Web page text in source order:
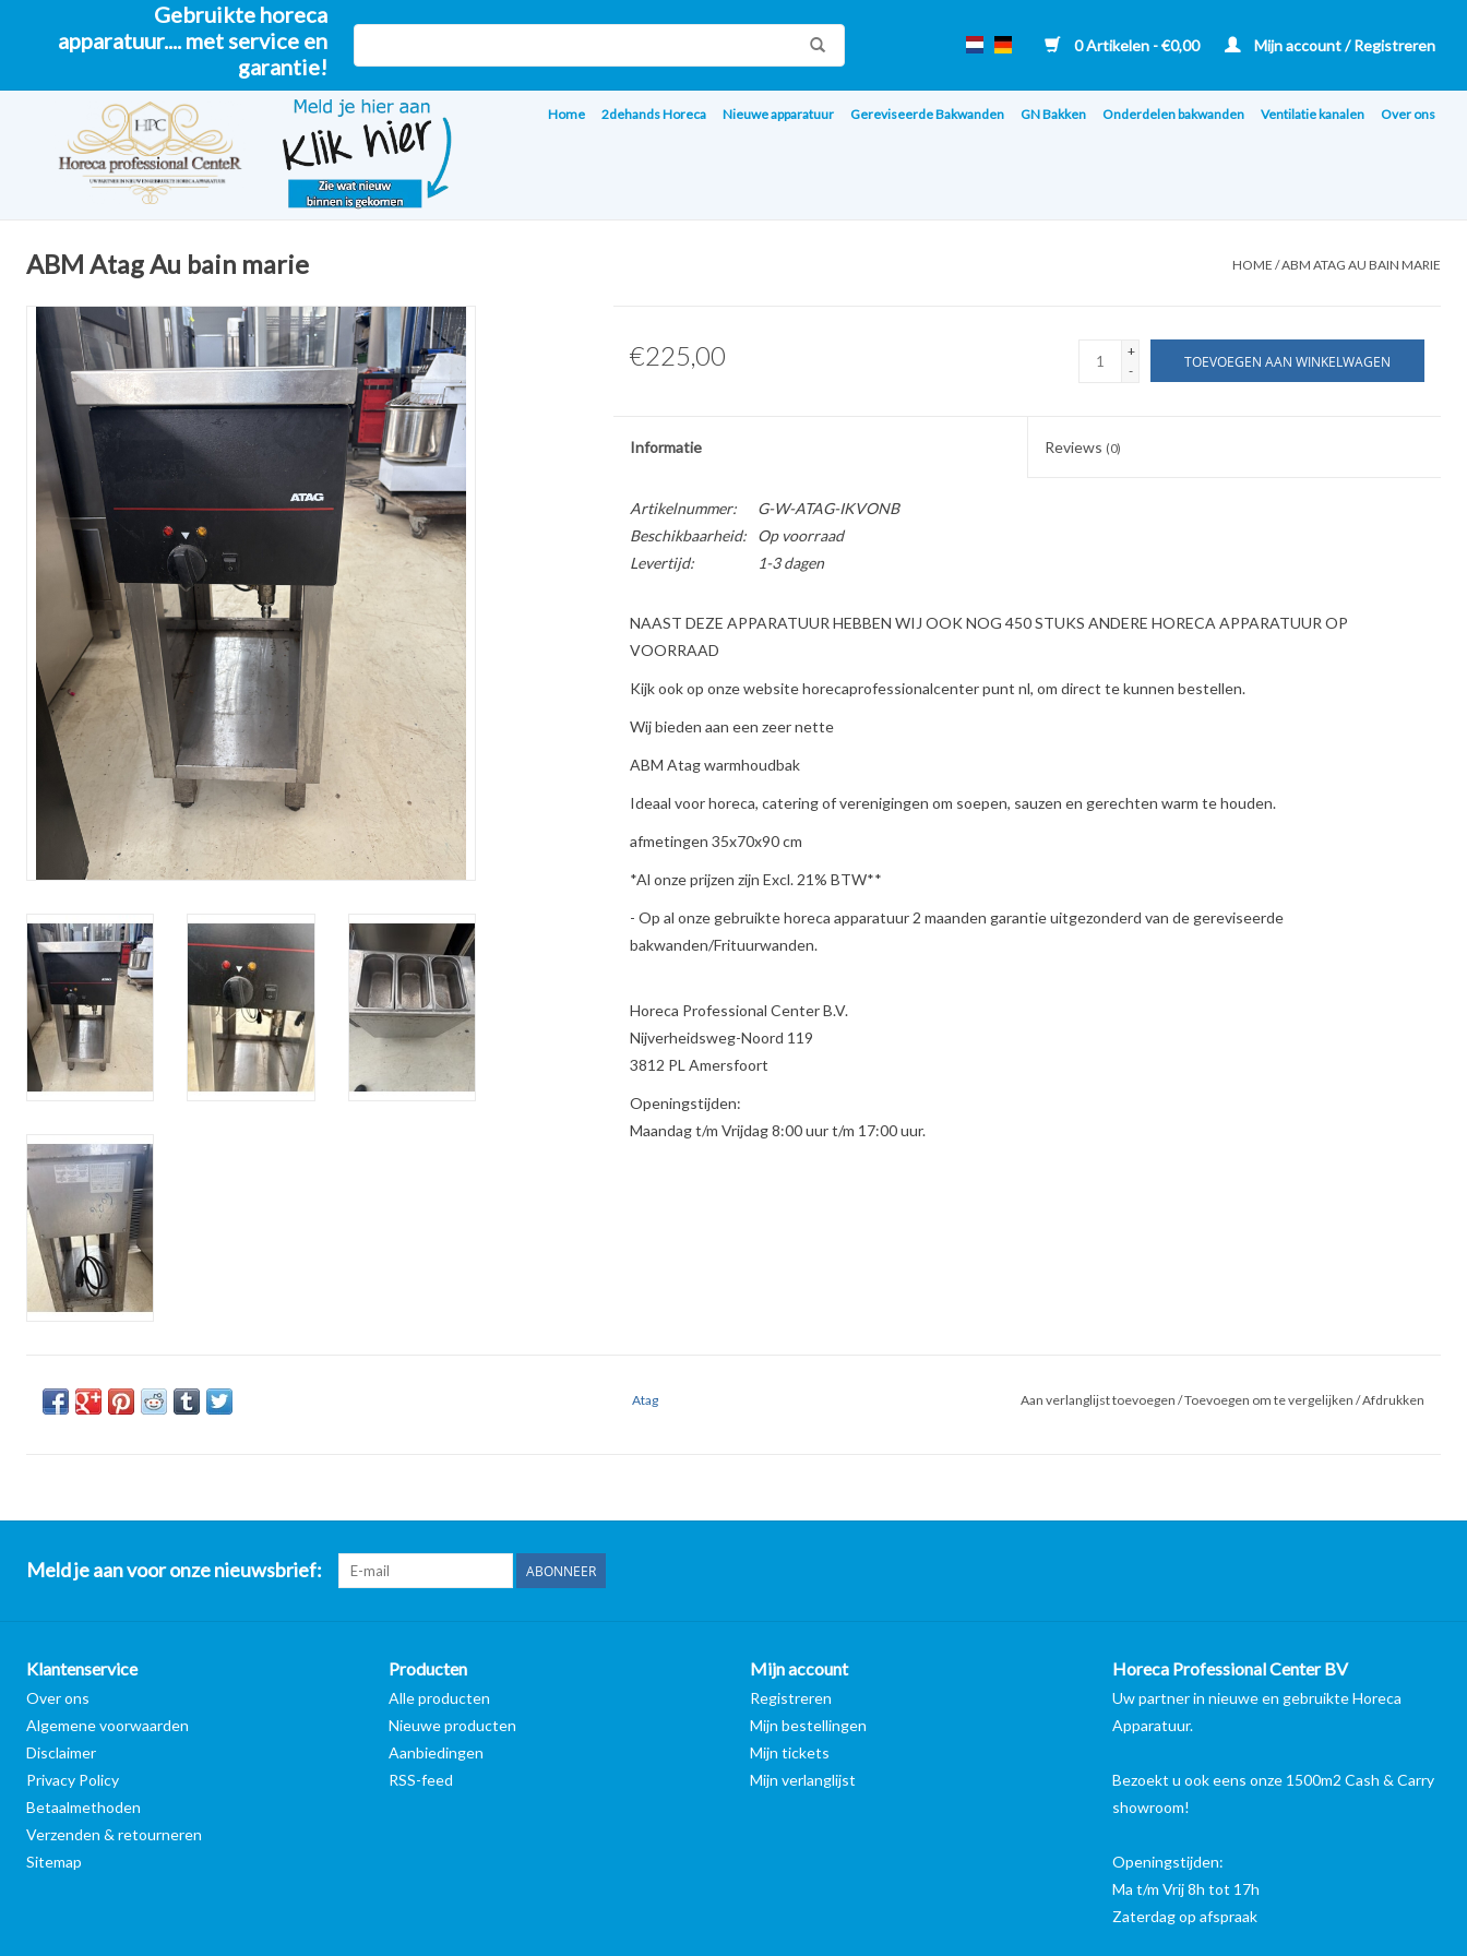
Gebruikte horeca
apparatuur.... met service en
garantie!
0 Artikelen - €0,00 Mijn account / Registreren
Home 2dehands Horeca Nieuwe apparatuur Gereviseerde Bakwanden GN Bakken Onderdelen bakwanden Ventilatie kanalen Over ons
ABM Atag Au bain marie HOME /ABM ATAG AU BAIN MARIE
€225,00
+
-
TOEVOEGEN AAN WINKELWAGEN
Informatie Reviews (0)
Artikelnummer:
G-W-ATAG-IKVONB
Beschikbaarheid:
Op voorraad
Levertijd:
1-3 dagen
NAAST DEZE APPARATUUR HEBBEN WIJ OOK NOG 450 STUKS ANDERE HORECA APPARATUUR OP
VOORRAAD
Kijk ook op onze website horecaprofessionalcenter punt nl, om direct te kunnen bestellen.
Wij bieden aan een zeer nette
ABM Atag warmhoudbak
Ideaal voor horeca, catering of verenigingen om soepen, sauzen en gerechten warm te houden.
afmetingen 35x70x90 cm
*Al onze prijzen zijn Excl. 21% BTW**
- Op al onze gebruikte horeca apparatuur 2 maanden garantie uitgezonderd van de gereviseerde
bakwanden/Frituurwanden.
Horeca Professional Center B.V.
Nijverheidsweg-Noord 119
3812 PL Amersfoort
Openingstijden:
Maandag t/m Vrijdag 8:00 uur t/m 17:00 uur.
Atag Aan verlanglijst toevoegen /Toevoegen om te vergelijken /Afdrukken
Meld je aan voor onze nieuwsbrief: ABONNEER
Klantenservice
Over ons
Algemene voorwaarden
Disclaimer
Privacy Policy
Betaalmethoden
Verzenden & retourneren
Sitemap
Producten
Alle producten
Nieuwe producten
Aanbiedingen
RSS-feed
Mijn account
Registreren
Mijn bestellingen
Mijn tickets
Mijn verlanglijst
Horeca Professional Center BV
Uw partner in nieuwe en gebruikte Horeca
Apparatuur.
Bezoekt u ook eens onze 1500m2 Cash & Carry
showroom!
Openingstijden:
Ma t/m Vrij 8h tot 17h
Zaterdag op afspraak